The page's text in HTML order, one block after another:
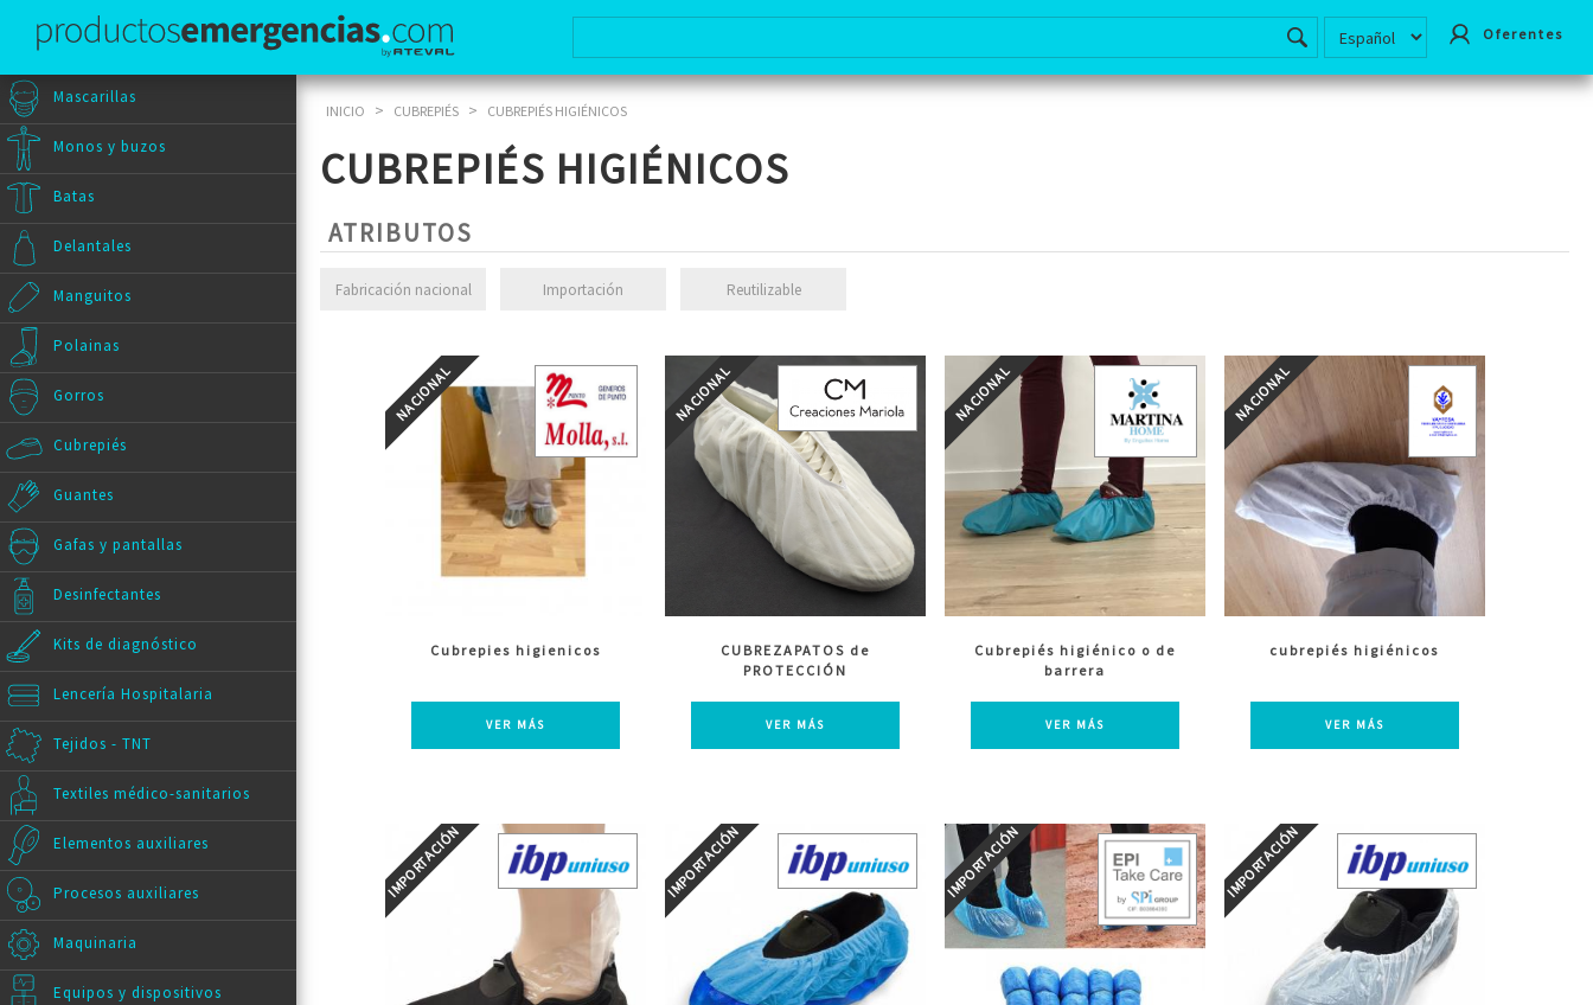
Oferentes
Mascarillas
Monos y buzos
Batas
Delantales
Manguitos
Polainas
Gorros
Cubrepiés
Guantes
Gafas y pantallas
Desinfectantes
Kits de diagnóstico
Lencería Hospitalaria
Tejidos - TNT
Textiles médico-sanitarios
Elementos auxiliares
Procesos auxiliares
Maquinaria
Equipos y dispositivos
INICIO > CUBREPIÉS > CUBREPIÉS HIGIÉNICOS
CUBREPIÉS HIGIÉNICOS
ATRIBUTOS
Fabricación nacional Importación Reutilizable
Cubrepies higienicos
VER MÁS
CUBREZAPATOS de
PROTECCIÓN
VER MÁS
Cubrepiés higiénico o de
barrera
VER MÁS
cubrepiés higiénicos
VER MÁS